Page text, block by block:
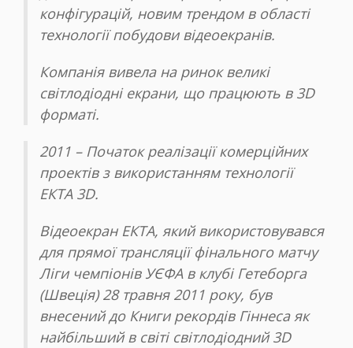
конфігурацій, новим трендом в області
технології побудови відеоекранів.
Компанія вивела на ринок великі
світлодіодні екрани, що працюють в 3D
форматі.
2011 – Початок реалізації комерційних
проектів з використанням технології
ЕКТА 3D.
Відеоекран ЕКТА, який використовувався
для прямої трансляції фінального матчу
Ліги чемпіонів УЄФА в клубі Гетеборга
(Швеція) 28 травня 2011 року, був
внесений до Книги рекордів Гіннеса як
найбільший в світі світлодіодний 3D